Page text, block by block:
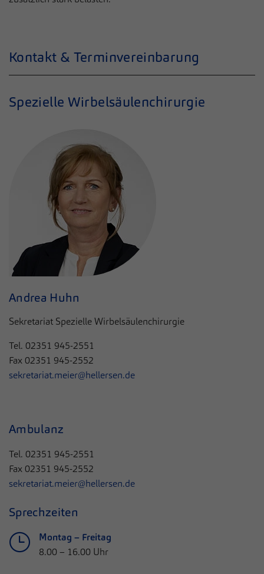
Kontakt & Terminvereinbarung
Spezielle Wirbelsäulenchirurgie
Andrea Huhn
Sekretariat Spezielle Wirbelsäulenchirurgie
Tel. 02351 945-2551
Fax02351 945-2552
sekretariat.meier@hellersen.de
Ambulanz
Tel. 02351 945-2551
Fax 02351 945-2552
sekretariat.meier@hellersen.de
Sprechzeiten
Montag – Freitag
8.00 – 16.00 Uhr